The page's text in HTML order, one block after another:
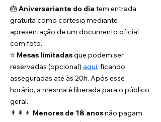
🎂 Aniversariante do dia tem entrada
gratuita como cortesia mediante
apresentação de um documento oficial
com foto.
⭐️ Mesas limitadas que podem ser
reservadas (opcional) aqui, ficando
asseguradas até às 20h. Após esse
horário, a mesma é liberada para o público
geral.
👨‍👩‍👦 Menores de 18 anos não pagam